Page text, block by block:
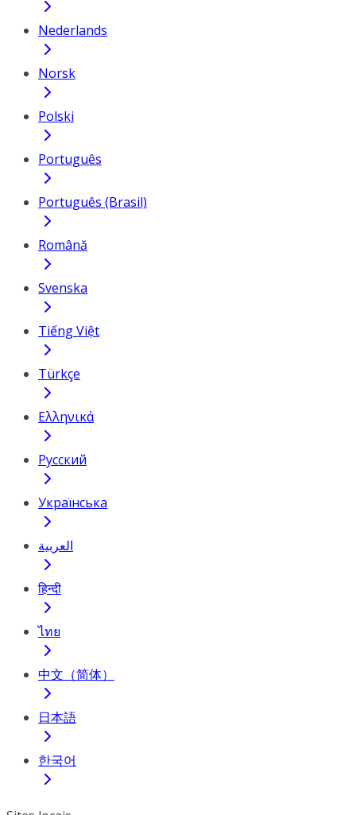
Nederlands
Norsk
Polski
Português
Português (Brasil)
Română
Svenska
Tiếng Việt
Türkçe
Ελληνικά
Русский
Українська
العربية
हिन्दी
ไทย
中文（简体）
日本語
한국어